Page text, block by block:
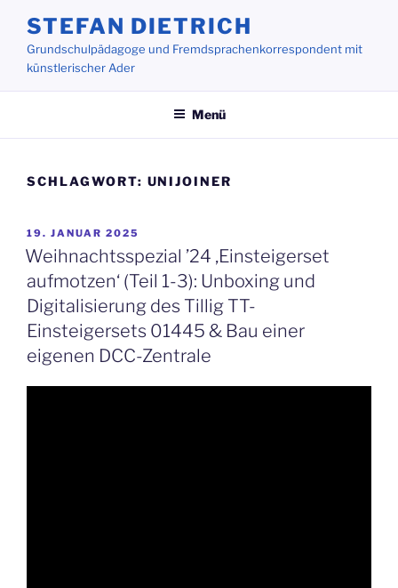
Inhalt
springen
STEFAN DIETRICH
Grundschulpädagoge und Fremdsprachenkorrespondent mit
künstlerischer Ader
Menü
SCHLAGWORT: UNIJOINER
VERÖFFENTLICHT
AM
19. JANUAR 2025
Weihnachtsspezial ’24 ‚Einsteigerset
aufmotzen‘ (Teil 1-3): Unboxing und
Digitalisierung des Tillig TT-
Einsteigersets 01445 & Bau einer
eigenen DCC-Zentrale